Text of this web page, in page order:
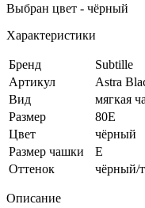
Выбран цвет - чёрный
Характеристики
Бренд
Subtille
Артикул
Astra
Вид
мягкая
Размер
80E
Цвет
чёрный
Размер чашки
E
Оттенок
чёрный/
Описание